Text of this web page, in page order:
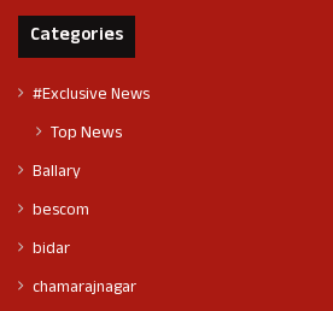
Categories
#Exclusive News
Top News
Ballary
bescom
bidar
chamarajnagar